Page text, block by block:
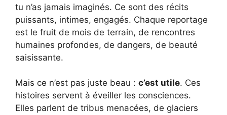
tu n’as jamais imaginés. Ce sont des récits
puissants, intimes, engagés. Chaque reportage
est le fruit de mois de terrain, de rencontres
humaines profondes, de dangers, de beauté
saisissante.
Mais ce n’est pas juste beau : c’est utile. Ces
histoires servent à éveiller les consciences.
Elles parlent de tribus menacées, de glaciers